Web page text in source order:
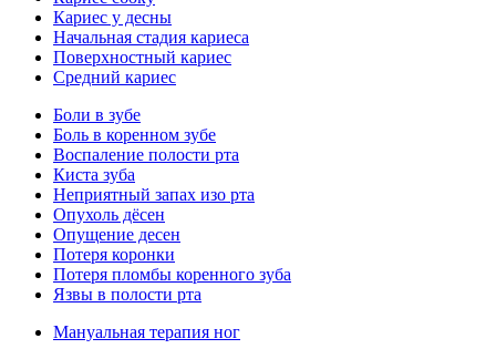
Кариес у десны
Начальная стадия кариеса
Поверхностный кариес
Средний кариес
Боли в зубе
Боль в коренном зубе
Воспаление полости рта
Киста зуба
Неприятный запах изо рта
Опухоль дёсен
Опущение десен
Потеря коронки
Потеря пломбы коренного зуба
Язвы в полости рта
Мануальная терапия ног